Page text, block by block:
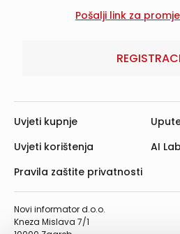
Novi informator d.o.o.
Kneza Mislava 7/1
Uvjeti kupnje
Uvjeti korištenja
Pravila zaštite privatnosti
AI Lab